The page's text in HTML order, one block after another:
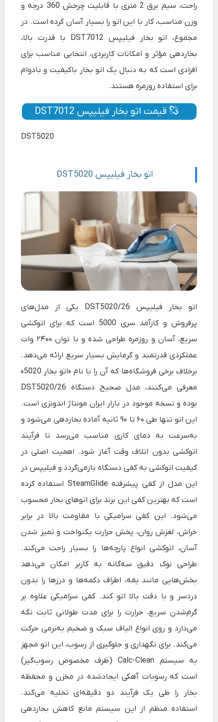
راحت، سیم برق 2 متری با قابلیت چرخش 360 درجه و
وزن مناسب، کار با این اتو را بسیار آسان کرده است. در
مجموع، اتو بخار فیلیپس DST7012 با قدرت بالا،
بخاردهی مؤثر و امکانات کاربردی، انتخابی مناسب برای
افرادی است که به دنبال یک اتو بخار باکیفیت و بادوام
برای استفاده روزمره هستند.
قیمت اتو بخار فیلیپس DST7012
DST5020
اتو بخار فیلیپس DST5020
اتو بخار فیلیپس DST5020/26 یکی از مدل‌های
پرفروش و کارآمد سری 5000 است که برای اتوکشی
سریع، آسان و روزمره طراحی شده و با توان ۲۴۰۰ وات
عملکردی قدرتمند و گرمایش بسیار سریع ارائه می‌دهد.
برخلاف برخی فروشگاه‌ها که آن را با نام «اتو بخار 5020»
معرفی می‌کنند، مدل صحیح دستگاه DST5020/26
بوده و نسخه موجود در بازار ایران مونتاژ اندونزی است.
این اتو تنها طی ۶۰ تا ۹۰ ثانیه آماده بخاردهی می‌شود و
به‌سرعت به دمای کاری مناسب می‌رسد تا فرآیند
اتوکشی بدون اتلاف وقت آغاز شود. اهمیت اصلی در
کیفیت اتوکشی به کفی دستگاه بازمی‌گردد و فیلیپس در
این مدل از کفی پیشرفته SteamGlide استفاده کرده
است که بهترین کفی این برند برای اتوهای بخار محسوب
می‌شود. این کفی سرامیکی با مقاومت بالا در برابر
خراش، لغزش روان، پخش حرارت یکنواخت و تمیز شدن
آسان، اتوکشی انواع پارچه‌ها را بسیار راحت می‌کند.
طراحی نوک دقیق سه‌گانه به کاربر امکان می‌دهد
بخش‌هایی مانند یقه، اطراف دکمه‌ها و درزها را بدون
دردسر و با دقت بالا اتو کند. کفی سرامیکی علاوه بر
گرم‌شدن سریع، حرارت را برای مدت طولانی ثابت نگه
می‌دارد و روی انواع الیاف سبک و ضخیم به‌نرمی حرکت
می‌کند. برای نگهداری و جلوگیری از رسوب، این اتو مجهز
به سیستم Calc-Clean (ظرف مخصوص رسوب‌گیر)
است که رسوبات آهکی ایجادشده در مخزن و محفظه
بخار را طی یک فرآیند دو دقیقه‌ای تخلیه می‌کند.
استفاده منظم از این سیستم مانع کاهش بخاردهی